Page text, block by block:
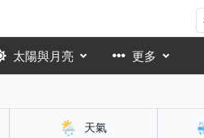
太陽與月亮 更多
🌦️ 天氣